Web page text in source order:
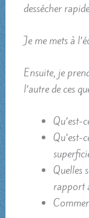
dessécher
Je me mets à
Ensuite, je
l’autre de ces
Qu’est-
Qu’est-
Quelles
rapport